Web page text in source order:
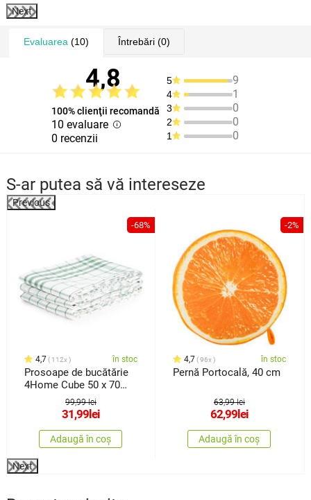
Next
Evaluarea (10) Întrebări(0)
4,8
100% clienţii recomandă
10 evaluare
0 recenzii
5 9
4 1
3 0
2 0
1 0
S-ar putea să vă intereseze
Previous
-68%
4,7 112x în stoc
Prosoape de bucătărie
4Home Cube 50 x 70
cm, set de 3 buc.
99,99 lei
31,99lei
Adaugă în coș
-2%
4,7 96x în stoc
Pernă Portocală, 40 cm
63,99 lei
62,99lei
Adaugă în coș
Next